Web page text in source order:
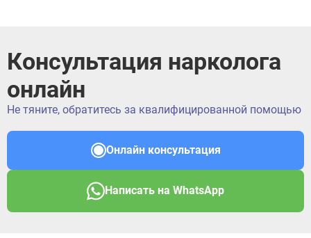
Консультация нарколога
онлайн
Не тяните, обратитесь за квалифицированной помощью
Онлайн консультация
Написать на WhatsApp